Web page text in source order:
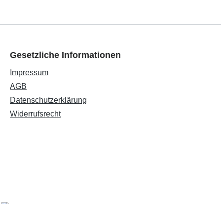
Gesetzliche Informationen
Impressum
AGB
Datenschutzerklärung
Widerrufsrecht